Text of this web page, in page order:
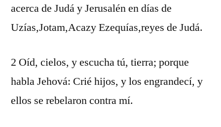
acerca de Judá y Jerusalén en días de
Uzías,Jotam,Acazy Ezequías,reyes de Judá.
2 Oíd, cielos, y escucha tú, tierra; porque
habla Jehová: Crié hijos, y los engrandecí, y
ellos se rebelaron contra mí.